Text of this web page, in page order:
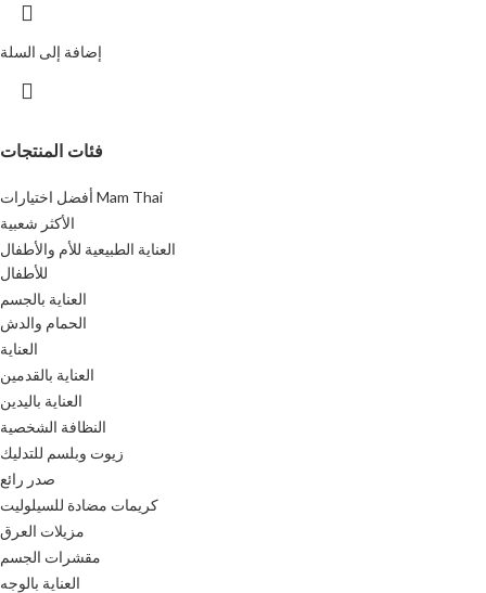
فئات المنتجات
أفضل اختيارات Mam Thai
الأكثر شعبية
العناية الطبيعية للأم والأطفال
للأطفال
العناية بالجسم
الحمام والدش
العناية
العناية بالقدمين
العناية باليدين
النظافة الشخصية
زيوت وبلسم للتدليك
صدر رائع
كريمات مضادة للسيلوليت
مزيلات العرق
مقشرات الجسم
العناية بالوجه
إضافة إلى السلة